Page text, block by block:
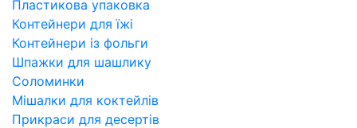
Пластикова упаковка
Контейнери для їжі
Контейнери із фольги
Шпажки для шашлику
Соломинки
Мішалки для коктейлів
Прикраси для десертів